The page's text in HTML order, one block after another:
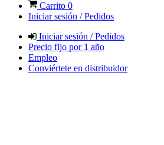
Carrito 0
Iniciar sesión / Pedidos
Iniciar sesión / Pedidos
Precio fijo por 1 año
Empleo
Conviértete en distribuidor